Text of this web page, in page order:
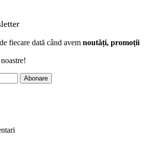
fiecare dată când avem noutăți, promoții
Abonare